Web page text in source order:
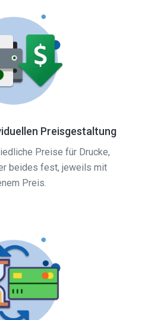
Preisgestaltung
Preise für Drucke,
beides fest, jeweils mit
Preis.